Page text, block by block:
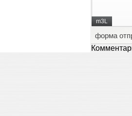
m3L
форма